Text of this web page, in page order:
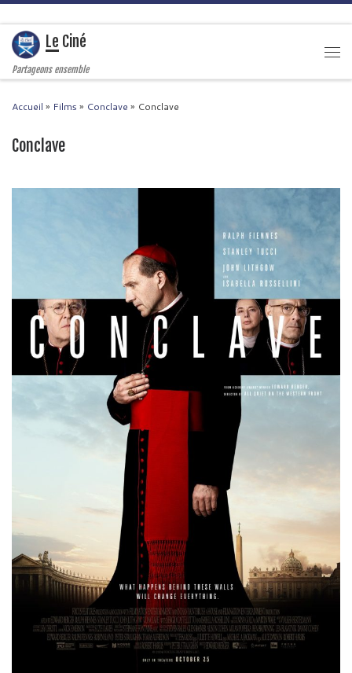
Passer au contenu
Le Ciné
Partageons ensemble
Accueil » Films » Conclave » Conclave
Conclave
Navigation des images